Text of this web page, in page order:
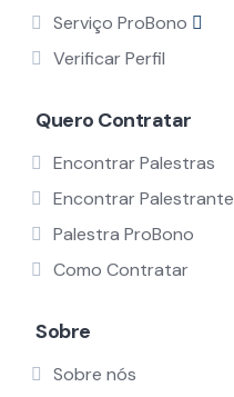
Serviço ProBono
Verificar Perfil
Quero Contratar
Encontrar Palestras
Encontrar Palestrante
Palestra ProBono
Como Contratar
Sobre
Sobre nós